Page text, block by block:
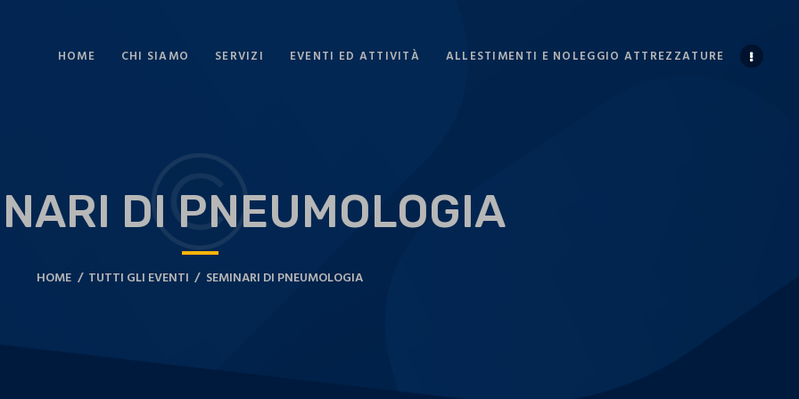
HOME CHI SIAMO SERVIZI EVENTI ED ATTIVITÀ ALLESTIMENTI E NOLEGGIO ATTREZZATURE
DI PNEUMOLOGIA
HOME TUTTI GLI EVENTI SEMINARI DI PNEUMOLOGIA